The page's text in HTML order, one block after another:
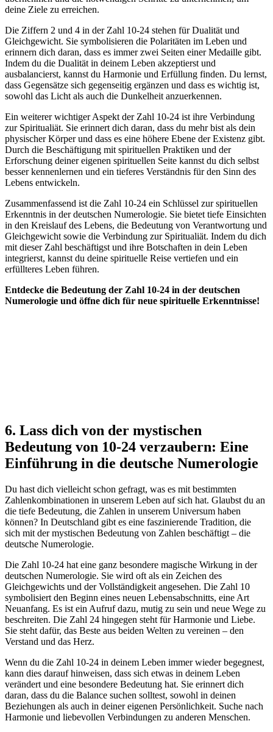
deine Ziele zu erreichen.
Die Ziffern 2 und 4 in der Zahl 10-24 stehen für Dualität und
Gleichgewicht. Sie symbolisieren die Polaritäten im Leben und
erinnern dich daran, dass es immer zwei Seiten einer Medaille gibt.
Indem du die Dualität in deinem Leben akzeptierst und
ausbalancierst, kannst du Harmonie und Erfüllung finden. Du lernst,
dass Gegensätze sich gegenseitig ergänzen und dass es wichtig ist,
sowohl das Licht als auch die Dunkelheit anzuerkennen.
Ein weiterer wichtiger Aspekt der Zahl 10-24 ist ihre Verbindung
zur Spiritualiät. Sie erinnert dich daran, dass du mehr bist als dein
physischer Körper und dass es eine höhere Ebene der Existenz gibt.
Durch die Beschäftigung mit spirituellen Praktiken und der
Erforschung deiner eigenen spirituellen Seite kannst du dich selbst
besser kennenlernen und ein tieferes Verständnis für den Sinn des
Lebens entwickeln.
Zusammenfassend ist die Zahl 10-24 ein Schlüssel zur spirituellen
Erkenntnis in der deutschen Numerologie. Sie bietet tiefe Einsichten
in den Kreislauf des Lebens, die Bedeutung von Verantwortung und
Gleichgewicht sowie die Verbindung zur Spiritualiät. Indem du dich
mit dieser Zahl beschäftigst und ihre Botschaften in dein Leben
integrierst, kannst du deine spirituelle Reise vertiefen und ein
erfüllteres Leben führen.
Entdecke die Bedeutung der Zahl 10-24 in der deutschen
Numerologie und öffne dich für neue spirituelle Erkenntnisse!
6. Lass dich von der mystischen
Bedeutung von 10-24 verzaubern: Eine
Einführung in die deutsche Numerologie
Du hast dich vielleicht schon gefragt, was es mit bestimmten
Zahlenkombinationen in unserem Leben auf sich hat. Glaubst du an
die tiefe Bedeutung, die Zahlen in unserem Universum haben
können? In Deutschland gibt es eine faszinierende Tradition, die
sich mit der mystischen Bedeutung von Zahlen beschäftigt – die
deutsche Numerologie.
Die Zahl 10-24 hat eine ganz besondere magische Wirkung in der
deutschen Numerologie. Sie wird oft als ein Zeichen des
Gleichgewichts und der Vollständigkeit angesehen. Die Zahl 10
symbolisiert den Beginn eines neuen Lebensabschnitts, eine Art
Neuanfang. Es ist ein Aufruf dazu, mutig zu sein und neue Wege zu
beschreiten. Die Zahl 24 hingegen steht für Harmonie und Liebe.
Sie steht dafür, das Beste aus beiden Welten zu vereinen – den
Verstand und das Herz.
Wenn du die Zahl 10-24 in deinem Leben immer wieder begegnest,
kann dies darauf hinweisen, dass sich etwas in deinem Leben
verändert und eine besondere Bedeutung hat. Sie erinnert dich
daran, dass du die Balance suchen solltest, sowohl in deinen
Beziehungen als auch in deiner eigenen Persönlichkeit. Suche nach
Harmonie und liebevollen Verbindungen zu anderen Menschen.